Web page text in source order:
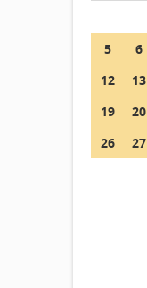
5
6
12
13
19
20
26
27